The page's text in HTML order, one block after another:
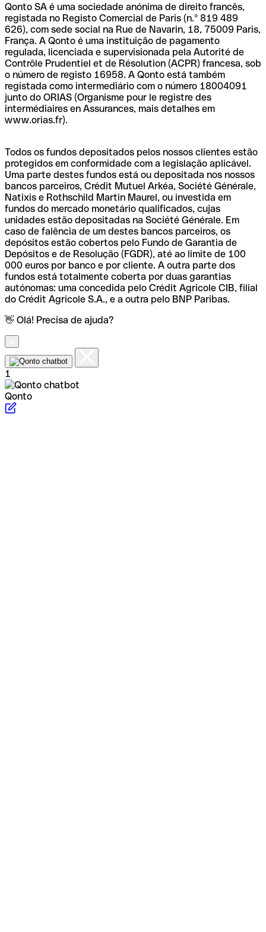
Qonto SA é uma sociedade anónima de direito francês,
registada no Registo Comercial de Paris (n.º 819 489
626), com sede social na Rue de Navarin, 18, 75009 Paris,
França. A Qonto é uma instituição de pagamento
regulada, licenciada e supervisionada pela Autorité de
Contrôle Prudentiel et de Résolution (ACPR) francesa, sob
o número de registo 16958. A Qonto está também
registada como intermediário com o número 18004091
junto do ORIAS (Organisme pour le registre des
intermédiaires en Assurances, mais detalhes em
www.orias.fr).
Todos os fundos depositados pelos nossos clientes estão
protegidos em conformidade com a legislação aplicável.
Uma parte destes fundos está ou depositada nos nossos
bancos parceiros, Crédit Mutuel Arkéa, Société Générale,
Natixis e Rothschild Martin Maurel, ou investida em
fundos do mercado monetário qualificados, cujas
unidades estão depositadas na Société Générale. Em
caso de falência de um destes bancos parceiros, os
depósitos estão cobertos pelo Fundo de Garantia de
Depósitos e de Resolução (FGDR), até ao limite de 100
000 euros por banco e por cliente. A outra parte dos
fundos está totalmente coberta por duas garantias
autónomas: uma concedida pelo Crédit Agricole CIB, filial
do Crédit Agricole S.A., e a outra pelo BNP Paribas.
👋 Olá! Precisa de ajuda?
1
Qonto